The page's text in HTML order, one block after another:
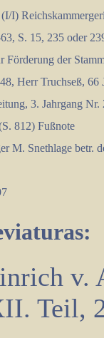
I)
S. 15, 235 oder
Förderung der
Herr Truchseß, 66
3. Jahrgang Nr.
812) Fußnote
M. Snethlage betr.
v.
Teil,